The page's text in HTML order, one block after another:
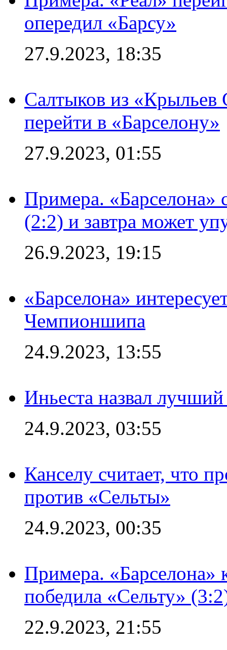
опередил «Барсу»
27.9.2023, 18:35
Салтыков из «Крыльев
перейти в «Барселону»
27.9.2023, 01:55
Примера. «Барселона»
(2:2) и завтра может
26.9.2023, 19:15
«Барселона»
Чемпионшипа
24.9.2023, 13:55
Иньеста назвал
24.9.2023, 03:55
Канселу считает, что
против «Сельты»
24.9.2023, 00:35
Примера. «Барселона»
победила «Сельту»
22.9.2023, 21:55